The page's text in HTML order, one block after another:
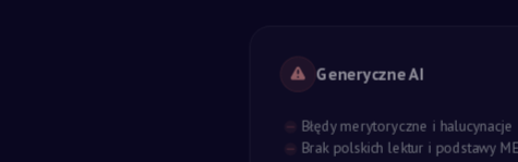
Generyczne AI
Błędy merytoryczne i halucynacje
Brak polskich lektur i podstawy